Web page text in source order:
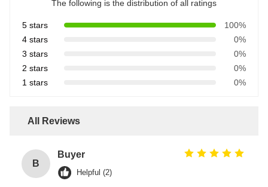
The following is the distribution of all ratings
5 stars
100%
4 stars
0%
3 stars
0%
2 stars
0%
1 stars
0%
All Reviews
B
Buyer
Helpful (2)